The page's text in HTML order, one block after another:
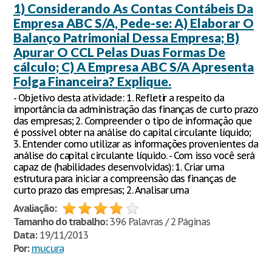
1) Considerando As Contas Contábeis Da
Empresa ABC S/A, Pede-se: A) Elaborar O
Balanço Patrimonial Dessa Empresa; B)
Apurar O CCL Pelas Duas Formas De
cálculo; C) A Empresa ABC S/A Apresenta
Folga Financeira? Explique.
- Objetivo desta atividade: 1. Refletir a respeito da
importância da administração das finanças de curto prazo
das empresas; 2. Compreender o tipo de informação que
é possível obter na análise do capital circulante líquido;
3. Entender como utilizar as informações provenientes da
análise do capital circulante líquido. - Com isso você será
capaz de (habilidades desenvolvidas): 1. Criar uma
estrutura para iniciar a compreensão das finanças de
curto prazo das empresas; 2. Analisar uma
Avaliação:
Tamanho do trabalho:396 Palavras / 2 Páginas
Data:19/11/2013
Por: mucura